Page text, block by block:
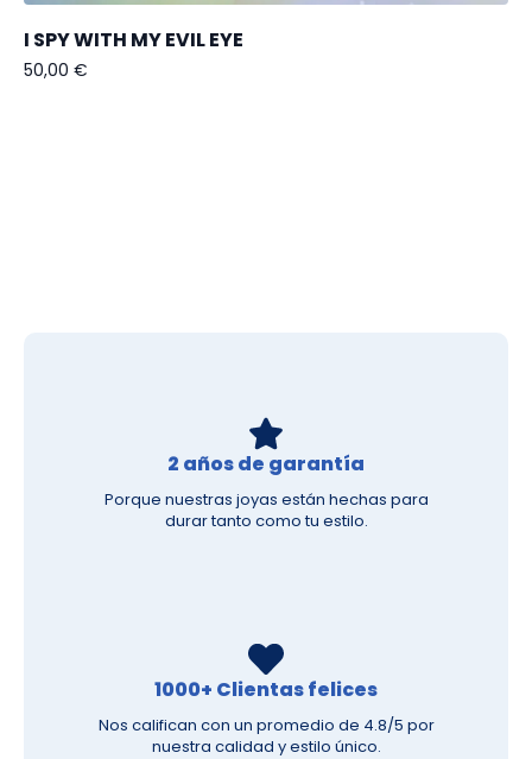
I SPY WITH MY EVIL EYE
50,00 €
2 años de garantía
Porque nuestras joyas están hechas para
durar tanto como tu estilo.
1000+ Clientas felices
Nos califican con un promedio de 4.8/5 por
nuestra calidad y estilo único.